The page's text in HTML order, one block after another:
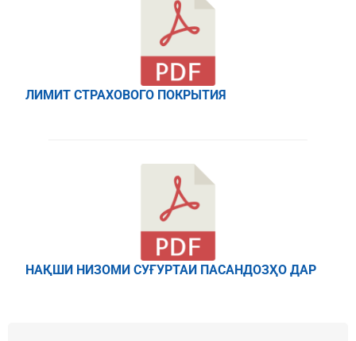
ЛИМИТ СТРАХОВОГО ПОКРЫТИЯ
НАҚШИ НИЗОМИ СУҒУРТАИ ПАСАНДОЗҲО ДАР